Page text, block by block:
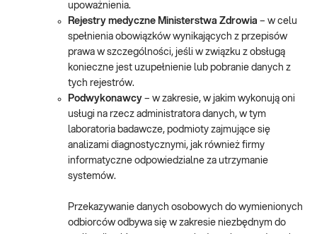
upoważnienia.
Rejestry medyczne Ministerstwa Zdrowia – w celu
spełnienia obowiązków wynikających z przepisów
prawa w szczególności, jeśli w związku z obsługą
konieczne jest uzupełnienie lub pobranie danych z
tych rejestrów.
Podwykonawcy – w zakresie, w jakim wykonują oni
usługi na rzecz administratora danych, w tym
laboratoria badawcze, podmioty zajmujące się
analizami diagnostycznymi, jak również firmy
informatyczne odpowiedzialne za utrzymanie
systemów.
Przekazywanie danych osobowych do wymienionych
odbiorców odbywa się w zakresie niezbędnym do